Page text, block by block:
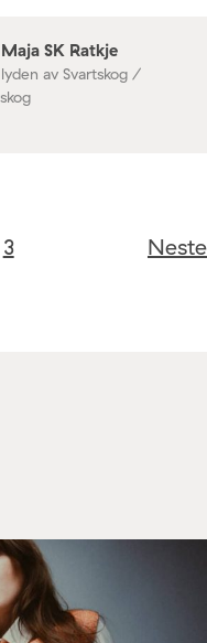
SK Ratkje
av Svartskog /
3 Neste